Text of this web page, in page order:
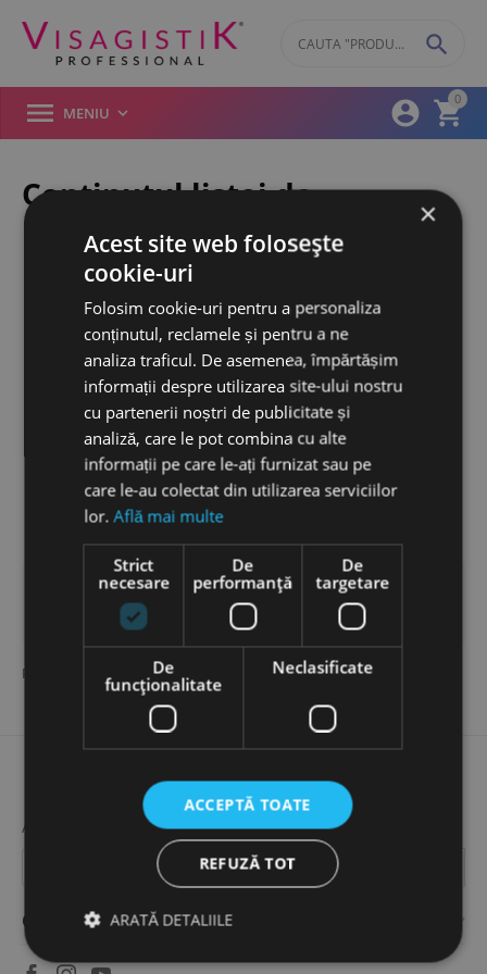
0



 MENIU 
Conținutul listei de
preferințe
Gol
CONTINUA PE SITE
Pagina start /
ABONEAZA-TE LA NEWSLETTERUL NOSTRU!
Contul meu
×
Acest site web folosește
cookie-uri
Folosim cookie-uri pentru a personaliza
conținutul, reclamele și pentru a ne
analiza traficul. De asemenea, împărtășim
informații despre utilizarea site-ului nostru
cu partenerii noștri de publicitate și
analiză, care le pot combina cu alte
informații pe care le-ați furnizat sau pe
care le-au colectat din utilizarea serviciilor
lor.Află mai multe
Strict
necesare
De
performanță
De
targetare
De
funcţionalitate
Neclasificate
ACCEPTĂ TOATE
REFUZĂ TOT
ARATĂ DETALIILE